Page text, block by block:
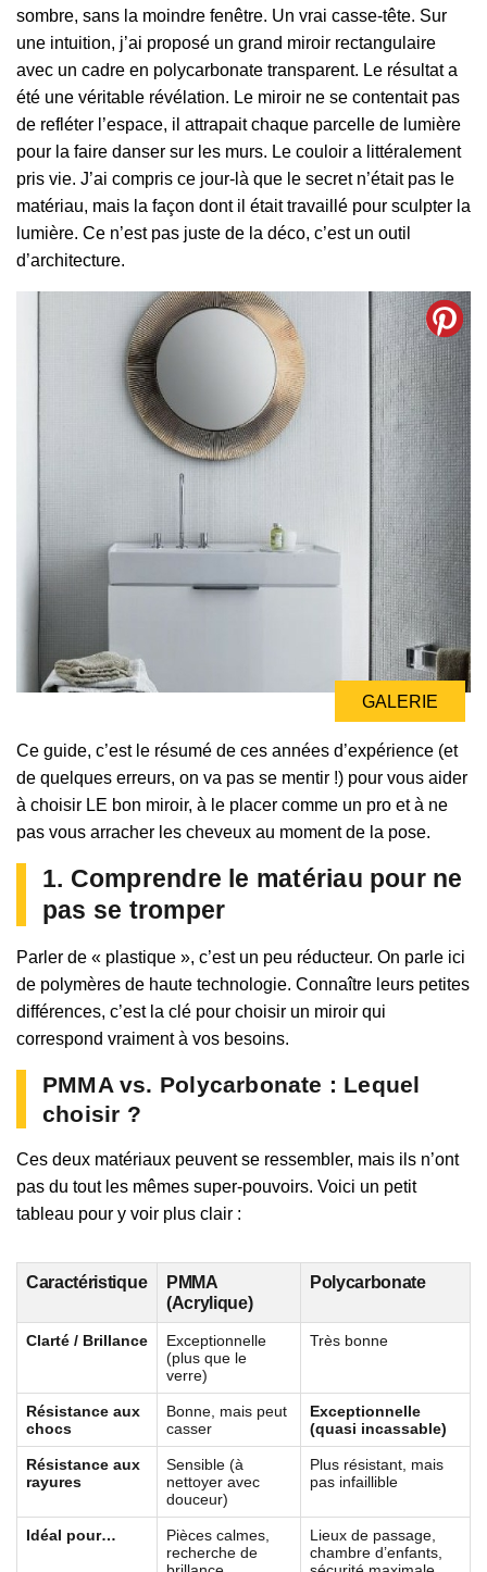
sombre, sans la moindre fenêtre. Un vrai casse-tête. Sur
une intuition, j’ai proposé un grand miroir rectangulaire
avec un cadre en polycarbonate transparent. Le résultat a
été une véritable révélation. Le miroir ne se contentait pas
de refléter l’espace, il attrapait chaque parcelle de lumière
pour la faire danser sur les murs. Le couloir a littéralement
pris vie. J’ai compris ce jour-là que le secret n’était pas le
matériau, mais la façon dont il était travaillé pour sculpter la
lumière. Ce n’est pas juste de la déco, c’est un outil
d’architecture.
GALERIE
Ce guide, c’est le résumé de ces années d’expérience (et
de quelques erreurs, on va pas se mentir !) pour vous aider
à choisir LE bon miroir, à le placer comme un pro et à ne
pas vous arracher les cheveux au moment de la pose.
1. Comprendre le matériau pour ne
pas se tromper
Parler de « plastique », c’est un peu réducteur. On parle ici
de polymères de haute technologie. Connaître leurs petites
différences, c’est la clé pour choisir un miroir qui
correspond vraiment à vos besoins.
PMMA vs. Polycarbonate : Lequel
choisir ?
Ces deux matériaux peuvent se ressembler, mais ils n’ont
pas du tout les mêmes super-pouvoirs. Voici un petit
tableau pour y voir plus clair :
Caractéristique
PMMA
(Acrylique)
Polycarbonate
Clarté / Brillance
Exceptionnelle
(plus que le
verre)
Très bonne
Résistance aux
chocs
Bonne, mais peut
casser
Exceptionnelle
(quasi incassable)
Résistance aux
rayures
Sensible (à
nettoyer avec
douceur)
Plus résistant, mais
pas infaillible
Idéal pour…
Pièces calmes,
recherche de
Lieux de passage,
chambre d’enfants,